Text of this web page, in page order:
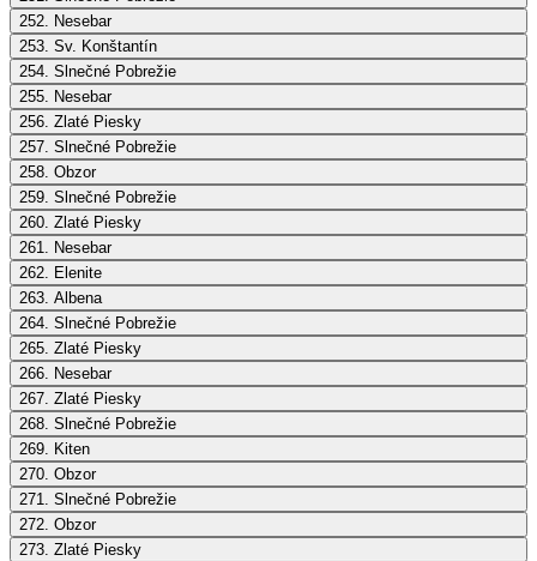
252. Nesebar
253. Sv. Konštantín
254. Slnečné Pobrežie
255. Nesebar
256. Zlaté Piesky
257. Slnečné Pobrežie
258. Obzor
259. Slnečné Pobrežie
260. Zlaté Piesky
261. Nesebar
262. Elenite
263. Albena
264. Slnečné Pobrežie
265. Zlaté Piesky
266. Nesebar
267. Zlaté Piesky
268. Slnečné Pobrežie
269. Kiten
270. Obzor
271. Slnečné Pobrežie
272. Obzor
273. Zlaté Piesky